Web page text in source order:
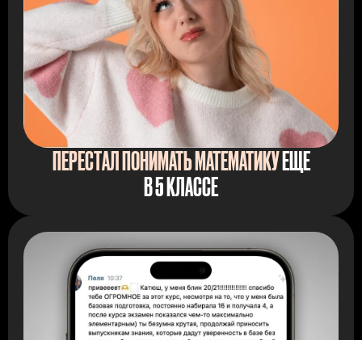
ПЕРЕСТАЛ ПОНИМАТЬ МАТЕМАТИКУЕЩЕ
В 5 КЛАССЕ